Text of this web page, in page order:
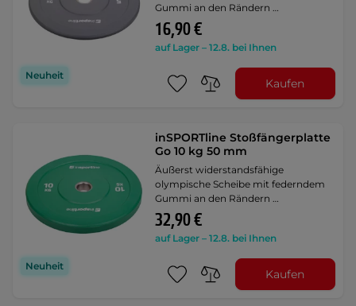
Neuheit
Gummi an den Rändern …
16,90 €
auf Lager – 12.8. bei Ihnen
Kaufen
Neuheit
inSPORTline Stoßfängerplatte
Go 10 kg 50 mm
Äußerst widerstandsfähige
olympische Scheibe mit federndem
Gummi an den Rändern …
32,90 €
auf Lager – 12.8. bei Ihnen
Kaufen